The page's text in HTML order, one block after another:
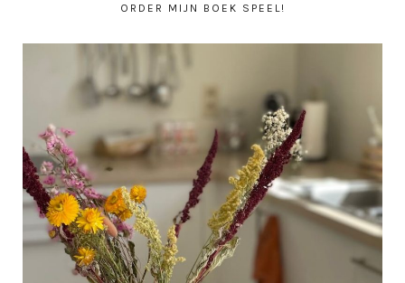
ORDER MIJN BOEK SPEEL!